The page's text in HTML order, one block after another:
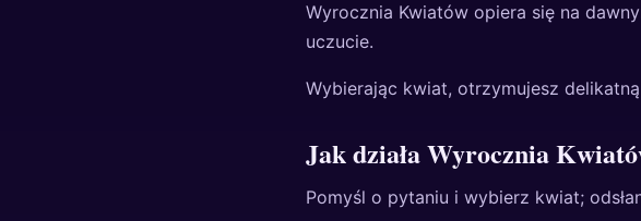
Wyrocznia Kwiatów opiera się na
uczucie.
Wybierając kwiat, otrzymujesz
Jak działa Wyrocznia
Pomyśl o pytaniu i wybierz kwiat;